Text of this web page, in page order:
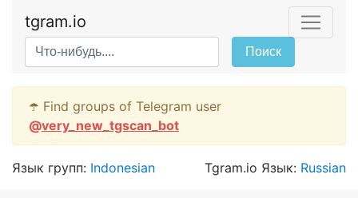
tgram.io
Поиск
☂️ Find groups of Telegram user
@very_new_tgscan_bot
Язык групп: Indonesian Tgram.io Язык: Russian